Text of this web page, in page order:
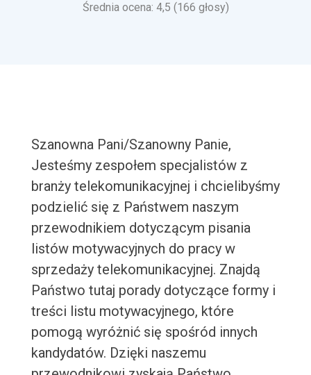
Średnia ocena: 4,5 (166 głosy)
Szanowna Pani/Szanowny Panie,
Jesteśmy zespołem specjalistów z
branży telekomunikacyjnej i chcielibyśmy
podzielić się z Państwem naszym
przewodnikiem dotyczącym pisania
listów motywacyjnych do pracy w
sprzedaży telekomunikacyjnej. Znajdą
Państwo tutaj porady dotyczące formy i
treści listu motywacyjnego, które
pomogą wyróżnić się spośród innych
kandydatów. Dzięki naszemu